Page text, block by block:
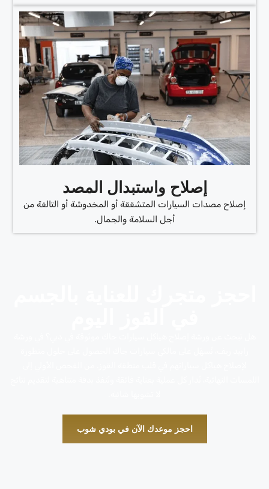
إصلاح واستبدال المصد
إصلاح مصدات السيارات المتشققة أو المخدوشة أو التالفة من
أجل السلامة والجمال.
احجز موعدك الآن في بودي شوب